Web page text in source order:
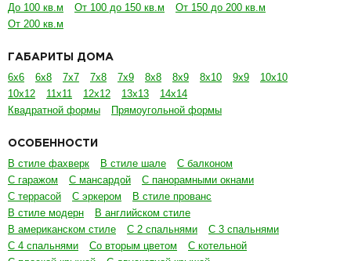
До 100 кв.м От 100 до 150 кв.м
От 150 до 200 кв.м
От 200 кв.м
ГАБАРИТЫ ДОМА
6х6 6х8 7х7 7х8 7х9 8х8 8х9 8х10 9х9
10х10
10х12
11х11 12х12 13х13
14х14
Квадратной формы
Прямоугольной формы
ОСОБЕННОСТИ
В стиле фахверк В стиле шале
С балконом
С гаражом
С мансардой
С панорамными окнами
С террасой
С эркером
В стиле прованс
В стиле модерн
В английском стиле
В американском стиле
С 2 спальнями
С 3 спальнями
С 4 спальнями
Со вторым цветом
С котельной